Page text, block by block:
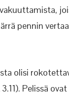
pennin
olisi
Pelissä